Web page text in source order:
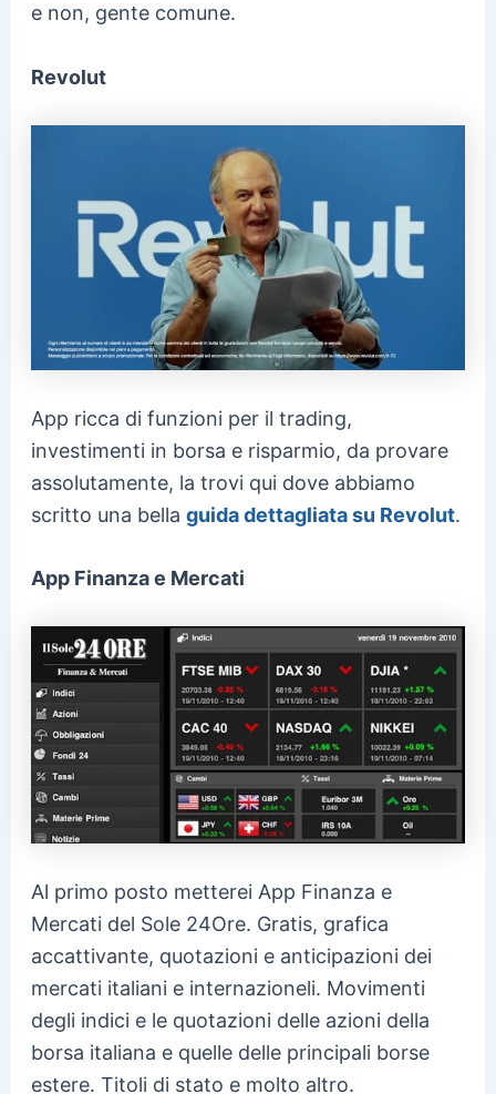
e non, gente comune.
Revolut
App ricca di funzioni per il trading,
investimenti in borsa e risparmio, da provare
assolutamente, la trovi qui dove abbiamo
scritto una bella guida dettagliata su Revolut.
App Finanza e Mercati
Al primo posto metterei App Finanza e
Mercati del Sole 24Ore. Gratis, grafica
accattivante, quotazioni e anticipazioni dei
mercati italiani e internazioneli. Movimenti
degli indici e le quotazioni delle azioni della
borsa italiana e quelle delle principali borse
estere. Titoli di stato e molto altro.